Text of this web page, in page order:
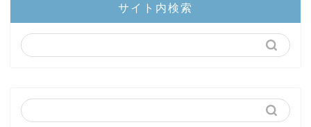
サイト内検索
陸上部隊
世界のカブトムシ